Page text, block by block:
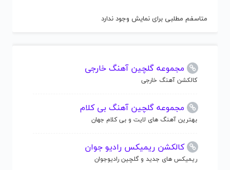
متاسفم مطلبی برای نمایش وجود ندارد
مجموعه گلچین آهنگ خارجی
کالکشن آهنگ خارجی
مجموعه گلچین آهنگ بی کلام
بهترین آهنگ های لایت و بی کلام جهان
کالکشن ریمیکس رادیو جوان
ریمیکس های جدید و گلچین رادیوجوان